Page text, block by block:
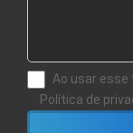
Ao usar
Política de